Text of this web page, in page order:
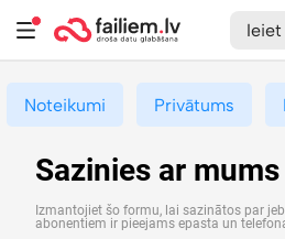
Ieiet
Noteikumi Privātums
Sazinies ar mums
Izmantojiet šo formu, lai sazinātos par
abonentiem ir pieejams epasta un